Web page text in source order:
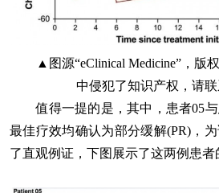
▲图源“eClinical Medicine”，版
中侵犯了知识产权，请
值得一提的是，其中，患者05与
最佳疗效均确认为部分缓解(PR)，
了直观例证，下图展示了这两例患者